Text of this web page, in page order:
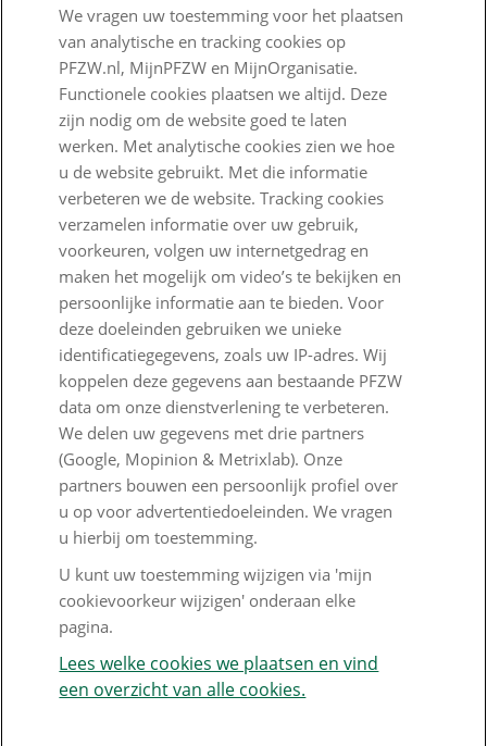
Wij zijn PFZW
Beleggen voor een goed pensioen
Nieuwe regels voor pensioen
Zo staan we ervoor
Nieuws
Voor de pers
PFZW Dichtbij
Werken bij PFZW
Responsible disclosure
Digitale toegankelijkheid
Goed Bezig
Klantenservice
Contact
Veelgestelde vragen
Klachtenregeling
Nieuwsbrief
We vragen uw toestemming voor het plaatsen
van analytische en tracking cookies op
PFZW.nl, MijnPFZW en MijnOrganisatie.
Functionele cookies plaatsen we altijd. Deze
zijn nodig om de website goed te laten
werken. Met analytische cookies zien we hoe
u de website gebruikt. Met die informatie
verbeteren we de website. Tracking cookies
verzamelen informatie over uw gebruik,
voorkeuren, volgen uw internetgedrag en
maken het mogelijk om video’s te bekijken en
persoonlijke informatie aan te bieden. Voor
deze doeleinden gebruiken we unieke
identificatiegegevens, zoals uw IP-adres. Wij
koppelen deze gegevens aan bestaande PFZW
data om onze dienstverlening te verbeteren.
We delen uw gegevens met drie partners
(Google, Mopinion & Metrixlab). Onze
partners bouwen een persoonlijk profiel over
u op voor advertentiedoeleinden. We vragen
u hierbij om toestemming.
U kunt uw toestemming wijzigen via 'mijn
cookievoorkeur wijzigen' onderaan elke
pagina.
Lees welke cookies we plaatsen en vind
een overzicht van alle cookies.